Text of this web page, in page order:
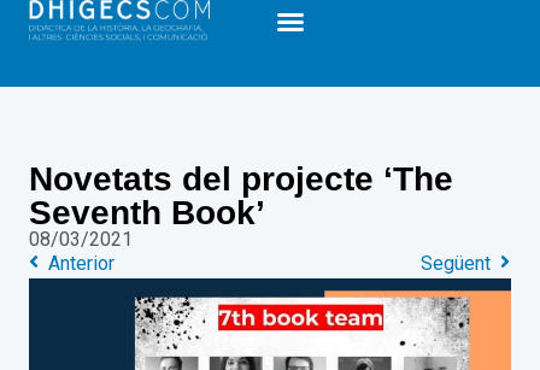
Novetats del projecte ‘The
Seventh Book’
08/03/2021
Anterior
Següent